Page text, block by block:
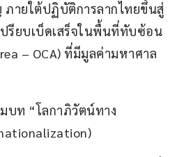
ายใต้ปฏิบัติการลากไทยขึ้นสู่
ปรียบเบ็ดเสร็จในพื้นที่ทับซ้อน
– OCA) ที่มีมูลค่ามหาศาล
บท “โลกาภิวัตน์ทาง